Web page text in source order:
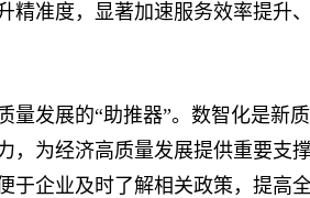
精准度，显著加速服务效率提升
发展的“助推器”。数智化是新质
，为经济高质量发展提供重要支
于企业及时了解相关政策，提高